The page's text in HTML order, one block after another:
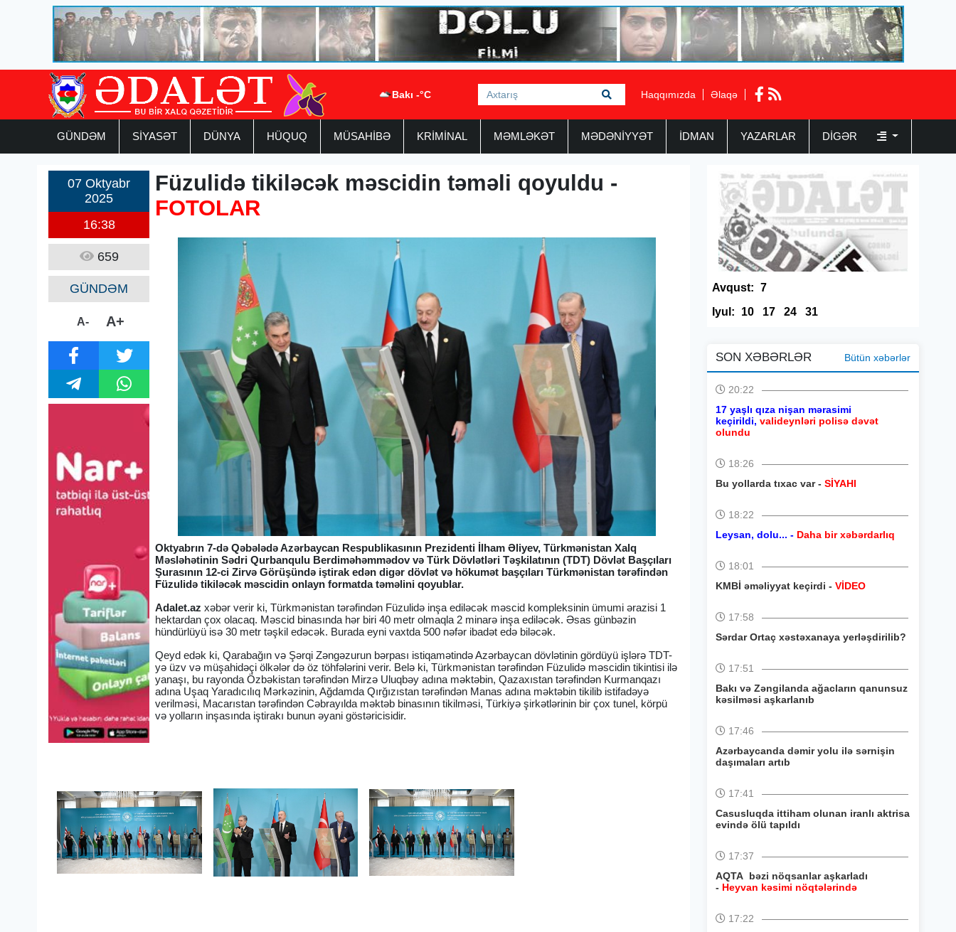
Bakı -°C Haqqımızda Əlaqə
GÜNDƏM SİYASƏT DÜNYA HÜQUQ MÜSAHİBƏ KRİMİNAL MƏMLƏKƏT MƏDƏNİYYƏT İDMAN YAZARLAR DIGƏR
07 Oktyabr
2025
16:38
659
GÜNDƏM
A- A+
Füzulidə tikiləcək məscidin təməli qoyuldu -
FOTOLAR
Oktyabrın 7-də Qəbələdə Azərbaycan Respublikasının Prezidenti İlham Əliyev, Türkmənistan Xalq
Məsləhətinin Sədri Qurbanqulu Berdiməhəmmədov və Türk Dövlətləri Təşkilatının (TDT) Dövlət Başçıları
Şurasının 12-ci Zirvə Görüşündə iştirak edən digər dövlət və hökumət başçıları Türkmənistan tərəfindən
Füzulidə tikiləcək məscidin onlayn formatda təməlini qoyublar.
Adalet.azxəbər verir ki, Türkmənistan tərəfindən Füzulidə inşa ediləcək məscid kompleksinin ümumi ərazisi 1
hektardan çox olacaq. Məscid binasında hər biri 40 metr olmaqla 2 minarə inşa ediləcək. Əsas günbəzin
hündürlüyü isə 30 metr təşkil edəcək. Burada eyni vaxtda 500 nəfər ibadət edə biləcək.
Qeyd edək ki, Qarabağın və Şərqi Zəngəzurun bərpası istiqamətində Azərbaycan dövlətinin gördüyü işlərə TDT-
yə üzv və müşahidəçi ölkələr də öz töhfələrini verir. Belə ki, Türkmənistan tərəfindən Füzulidə məscidin tikintisi ilə
yanaşı, bu rayonda Özbəkistan tərəfindən Mirzə Uluqbəy adına məktəbin, Qazaxıstan tərəfindən Kurmanqazı
adına Uşaq Yaradıcılıq Mərkəzinin, Ağdamda Qırğızıstan tərəfindən Manas adına məktəbin tikilib istifadəyə
verilməsi, Macarıstan tərəfindən Cəbrayılda məktəb binasının tikilməsi, Türkiyə şirkətlərinin bir çox tunel, körpü
və yolların inşasında iştirakı bunun əyani göstəricisidir.
Avqust: 7
Iyul:
10 17 24 31
SON XƏBƏRLƏR Bütün xəbərlər
20:22
17 yaşlı qıza nişan mərasimi
keçirildi, valideynləri polisə dəvət
olundu
18:26
Bu yollarda tıxac var - SİYAHI
18:22
Leysan, dolu... - Daha bir xəbərdarlıq
18:01
KMBİ əməliyyat keçirdi - VİDEO
17:58
Sərdar Ortaç xəstəxanaya yerləşdirilib?
17:51
Bakı və Zəngilanda ağacların qanunsuz
kəsilməsi aşkarlanıb
17:46
Azərbaycanda dəmir yolu ilə sərnişin
daşımaları artıb
17:41
Casusluqda ittiham olunan iranlı aktrisa
evində ölü tapıldı
17:37
AQTA bəzi nöqsanlar aşkarladı
- Heyvan kəsimi nöqtələrində
17:22